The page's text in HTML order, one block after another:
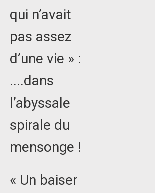
qui n’avait
pas assez
d’une vie » :
....dans
l’abyssale
spirale du
mensonge !
« Un baiser